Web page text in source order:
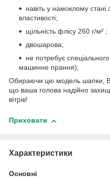
навіть у намоклому стані
властивості;
щільність флісу 260 г/м² ;
двошарова;
не потребує
машинне прання);
Обираючи цю модель шапки,
що ваша голова надійно
вітрів!
Приховати
Характеристики
Основні